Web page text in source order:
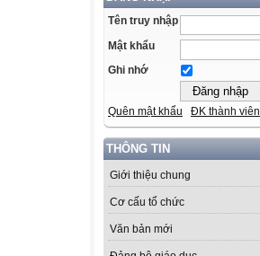
Tên truy nhập
Mật khẩu
Ghi nhớ
Quên mật khẩu ĐK thành viên
THÔNG TIN
Giới thiệu chung
Cơ cấu tổ chức
Văn bản mới